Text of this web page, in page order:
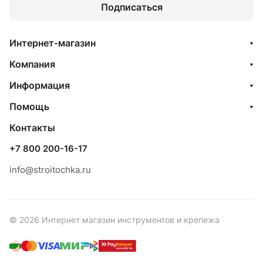
Подписаться
Интернет-магазин
Компания
Информация
Помощь
Контакты
+7 800 200-16-17
info@stroitochka.ru
© 2026 Интернет магазин инструментов и крепежа